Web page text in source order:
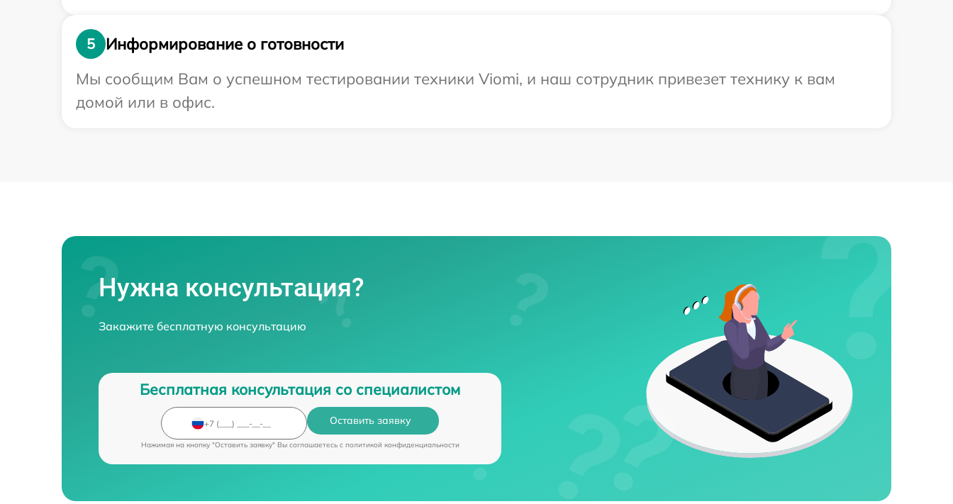
5
Информирование о готовности
Мы сообщим Вам о успешном тестировании техники Viomi, и наш сотрудник привезет технику к вам
домой или в офис.
Нужна консультация?
Закажите бесплатную консультацию
Бесплатная консультация со специалистом
Оставить заявку
Нажимая на кнопку "Оставить заявку" Вы соглашаетесь c политикой конфиденциальности